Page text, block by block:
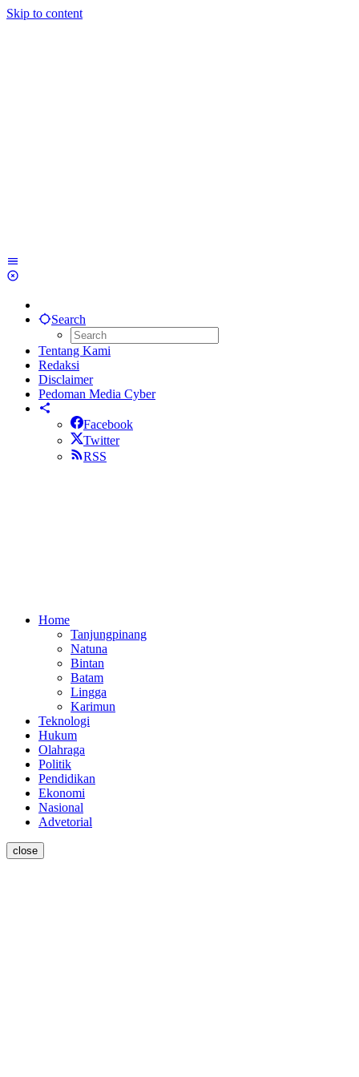
Skip to content
Search
Tentang Kami
Redaksi
Disclaimer
Pedoman Media Cyber
Facebook
Twitter
RSS
Home
Tanjungpinang
Natuna
Bintan
Batam
Lingga
Karimun
Teknologi
Hukum
Olahraga
Politik
Pendidikan
Ekonomi
Nasional
Advetorial
close